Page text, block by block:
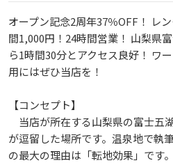
オープン記念2周年37％OFF！ レ
間1,000円！24時間営業！ 山梨県
ら1時間30分とアクセス良好！ ワ
用にはぜひ当店を！
【コンセプト】
当店が所在する山梨県の富士五
が逗留した場所です。温泉地で執
の最大の理由は「転地効果」です